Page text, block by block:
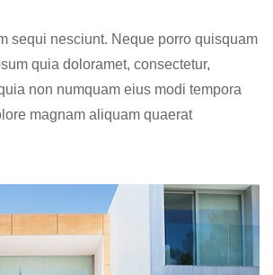
sequi nesciunt. Neque porro quisquam
quia doloramet, consectetur,
non numquam eius modi tempora
magnam aliquam quaerat